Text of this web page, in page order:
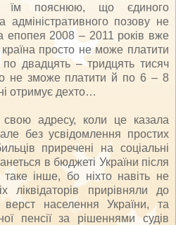
їм пояснюю, що єдиного
адміністративного позову не
епопея 2008 – 2011 років вже
просто не може платити
двадцять – тридцять тисяч
не зможе платити й по 6 – 8
отримує дехто…
адресу, коли це казала
без усвідомлення простих
приречені на соціальні
в бюджеті України після
інше, бо ніхто навіть не
ліквідаторів прирівняли до
населення України, та
пенсії за рішеннями судів